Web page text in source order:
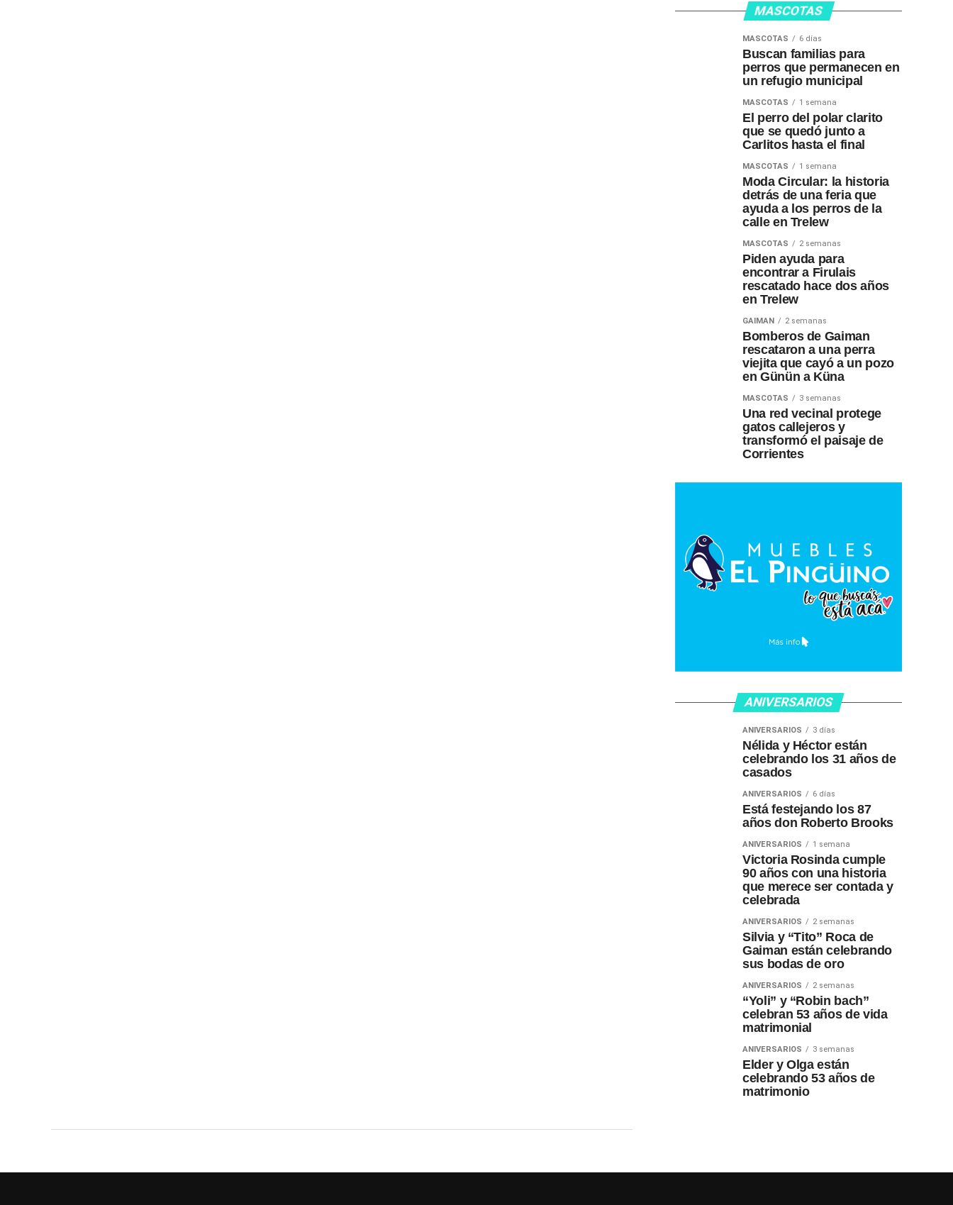
MASCOTAS
MASCOTAS 6 días
Buscan familias para
perros que permanecen en
un refugio municipal
MASCOTAS 1 semana
El perro del polar clarito
que se quedó junto a
Carlitos hasta el final
MASCOTAS 1 semana
Moda Circular: la historia
detrás de una feria que
ayuda a los perros de la
calle en Trelew
MASCOTAS 2 semanas
Piden ayuda para
encontrar a Firulais
rescatado hace dos años
en Trelew
GAIMAN 2 semanas
Bomberos de Gaiman
rescataron a una perra
viejita que cayó a un pozo
en Günün a Küna
MASCOTAS 3 semanas
Una red vecinal protege
gatos callejeros y
transformó el paisaje de
Corrientes
ANIVERSARIOS
ANIVERSARIOS 3 días
Nélida y Héctor están
celebrando los 31 años de
casados
ANIVERSARIOS 6 días
Está festejando los 87
años don Roberto Brooks
ANIVERSARIOS 1 semana
Victoria Rosinda cumple
90 años con una historia
que merece ser contada y
celebrada
ANIVERSARIOS 2 semanas
Silvia y “Tito” Roca de
Gaiman están celebrando
sus bodas de oro
ANIVERSARIOS 2 semanas
“Yoli” y “Robin bach”
celebran 53 años de vida
matrimonial
ANIVERSARIOS 3 semanas
Elder y Olga están
celebrando 53 años de
matrimonio